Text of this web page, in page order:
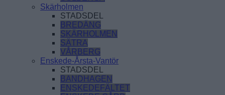
Skärholmen
STADSDEL
BREDÄNG
SKÄRHOLMEN
SÄTRA
VÅRBERG
Enskede-Årsta-Vantör
STADSDEL
BANDHAGEN
ENSKEDEFÄLTET